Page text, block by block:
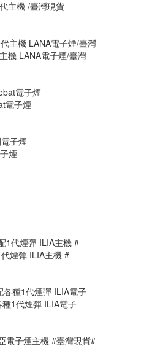
主機 /臺灣現貨
機 LANA電子煙/臺灣
電子煙
煙
煙彈 ILIA主機 #
1代煙彈 ILIA電子